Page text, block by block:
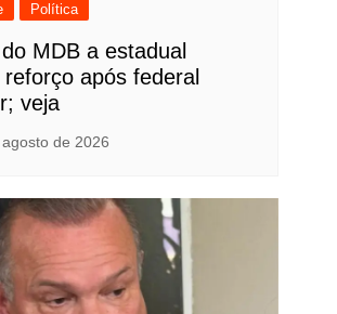
Política
MDB a estadual
após federal
veja
de 2026